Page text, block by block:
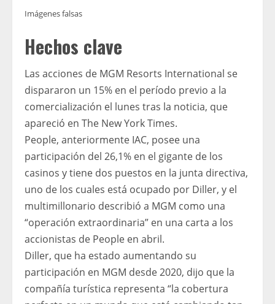
Imágenes falsas
Hechos clave
Las acciones de MGM Resorts International se
dispararon un 15% en el período previo a la
comercialización el lunes tras la noticia, que
apareció en The New York Times.
People, anteriormente IAC, posee una
participación del 26,1% en el gigante de los
casinos y tiene dos puestos en la junta directiva,
uno de los cuales está ocupado por Diller, y el
multimillonario describió a MGM como una
“operación extraordinaria” en una carta a los
accionistas de People en abril.
Diller, que ha estado aumentando su
participación en MGM desde 2020, dijo que la
compañía turística representa “la cobertura